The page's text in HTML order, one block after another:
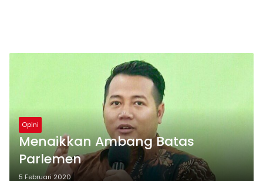
Opini
Menaikkan Ambang Batas
Parlemen
5 Februari 2020